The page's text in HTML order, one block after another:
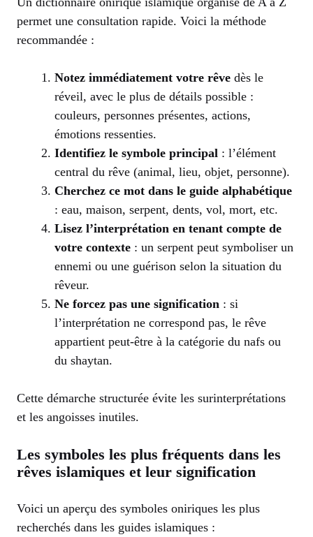
permet une consultation rapide. Voici la méthode
recommandée :
Notez immédiatement votre rêve dès le
réveil, avec le plus de détails possible :
couleurs, personnes présentes, actions,
émotions ressenties.
Identifiez le symbole principal : l’élément
central du rêve (animal, lieu, objet, personne).
Cherchez ce mot dans le guide alphabétique
: eau, maison, serpent, dents, vol, mort, etc.
Lisez l’interprétation en tenant compte de
votre contexte : un serpent peut symboliser un
ennemi ou une guérison selon la situation du
rêveur.
Ne forcez pas une signification : si
l’interprétation ne correspond pas, le rêve
appartient peut-être à la catégorie du nafs ou
du shaytan.
Cette démarche structurée évite les surinterprétations
et les angoisses inutiles.
Les symboles les plus fréquents dans les
rêves islamiques et leur signification
Voici un aperçu des symboles oniriques les plus
recherchés dans les guides islamiques :